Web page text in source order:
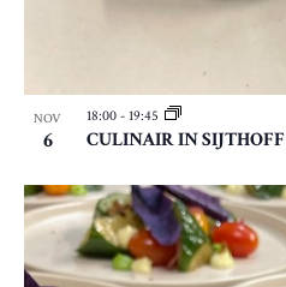
NOV
6 CULINAIR IN SIJTHOFF
18:00 - 19:45